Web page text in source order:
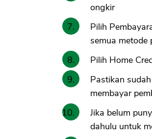
ongkir
Pilih
semua metode
Pilih Home
Pastikan
membayar
Jika belum
dahulu untuk